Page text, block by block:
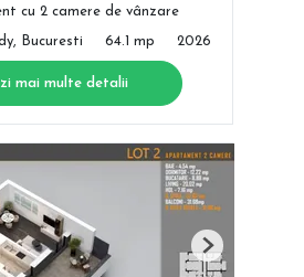
cu 2 camere de vânzare
Bucuresti 64.1 mp 2026
mai multe detalii
Next